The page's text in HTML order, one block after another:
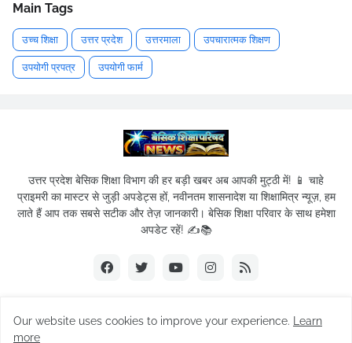
Main Tags
उच्च शिक्षा उत्तर प्रदेश उत्तरमाला उपचारात्मक शिक्षण
उपयोगी प्रपत्र उपयोगी फार्म
उत्तर प्रदेश बेसिक शिक्षा विभाग की हर बड़ी खबर अब आपकी मुट्ठी में! 📱 चाहे
प्राइमरी का मास्टर से जुड़ी अपडेट्स हों, नवीनतम शासनादेश या शिक्षामित्र न्यूज़, हम
लाते हैं आप तक सबसे सटीक और तेज़ जानकारी। बेसिक शिक्षा परिवार के साथ हमेशा
अपडेट रहें! ✍️📚
Our website uses cookies to improve your experience.
Learn
more